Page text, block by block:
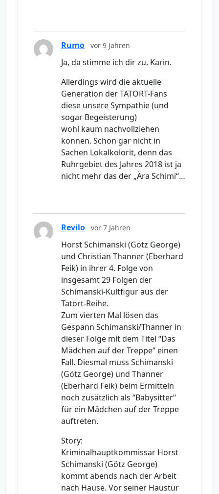
Rumo vor 9 Jahren
Ja, da stimme ich dir zu, Karin.
Allerdings wird die aktuelle
Generation der TATORT-Fans
diese unsere Sympathie (und
sogar Begeisterung)
wohl kaum nachvollziehen
können. Schon gar nicht in
Sachen Lokalkolorit, denn das
Ruhrgebiet des Jahres 2018 ist ja
nicht mehr das der „Ära Schimi“…
Revilo vor 7 Jahren
Horst Schimanski (Götz George)
und Christian Thanner (Eberhard
Feik) in ihrer 4. Folge von
insgesamt 29 Folgen der
Schimanski-Kultfigur aus der
Tatort-Reihe.
Zum vierten Mal lösen das
Gespann Schimanski/Thanner in
dieser Folge mit dem Titel “Das
Mädchen auf der Treppe“ einen
Fall. Diesmal muss Schimanski
(Götz George) und Thanner
(Eberhard Feik) beim Ermitteln
noch zusätzlich als “Babysitter“
für ein Mädchen auf der Treppe
auftreten.
Story:
Kriminalhauptkommissar Horst
Schimanski (Götz George)
kommt abends nach der Arbeit
nach Hause. Vor seiner Haustür